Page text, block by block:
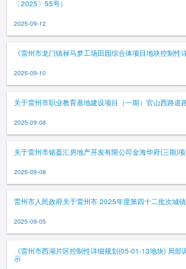
〔2025〕55号）
2025-09-12
《雷州市龙门镇禄马梦工场田园综合体项目地块控制性
2025-09-10
关于雷州市职业教育基地建设项目（一期）官山西路道
2025-09-08
关于雷州市铭盈汇房地产开发有限公司金海华府(三期)
2025-09-08
雷州市人民政府关于雷州市 2025年度第四十二批次城
2025-09-05
《雷州市西湖片区控制性详细规划(05-01-13地块) 局
示